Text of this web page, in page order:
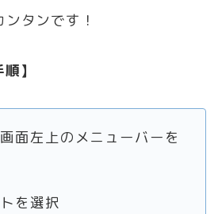
タンです！
】
面左上のメニューバーを
を選択